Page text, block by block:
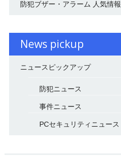
防犯ブザー・アラーム 人気情報
News pickup
ニュースピックアップ
防犯ニュース
事件ニュース
PCセキュリティニュース